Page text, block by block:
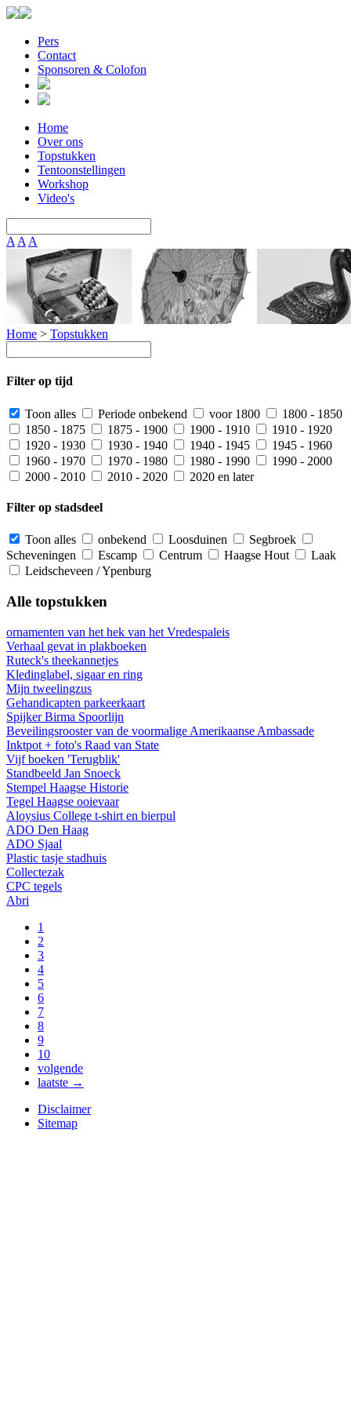
Pers
Contact
Sponsoren & Colofon
Home
Over ons
Topstukken
Tentoonstellingen
Workshop
Video's
A A A
Home > Topstukken
Filter op tijd
Toon alles Periode onbekend voor 1800
1800 - 1850
1850 - 1875
1875 - 1900 1900 - 1910
1910 - 1920
1920 - 1930
1930 - 1940 1940 - 1945
1945 - 1960
1960 - 1970
1970 - 1980 1980 - 1990
1990 - 2000
2000 - 2010
2010 - 2020 2020 en later
Filter op stadsdeel
Toon alles onbekend Loosduinen
Segbroek
Scheveningen
Escamp Centrum Haagse Hout
Laak
Leidscheveen / Ypenburg
Alle topstukken
ornamenten van het hek van het Vredespaleis
Verhaal gevat in plakboeken
Ruteck's theekannetjes
Kledinglabel, sigaar en ring
Mijn tweelingzus
Gehandicapten parkeerkaart
Spijker Birma Spoorlijn
Beveilingsrooster van de voormalige Amerikaanse Ambassade
Inktpot + foto's Raad van State
Vijf boeken 'Terugblik'
Standbeeld Jan Snoeck
Stempel Haagse Historie
Tegel Haagse ooievaar
Aloysius College t-shirt en bierpul
ADO Den Haag
ADO Sjaal
Plastic tasje stadhuis
Collectezak
CPC tegels
Abri
1
2
3
4
5
6
7
8
9
10
volgende
laatste →
Disclaimer
Sitemap